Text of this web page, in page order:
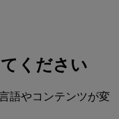
ください
語やコンテンツが変